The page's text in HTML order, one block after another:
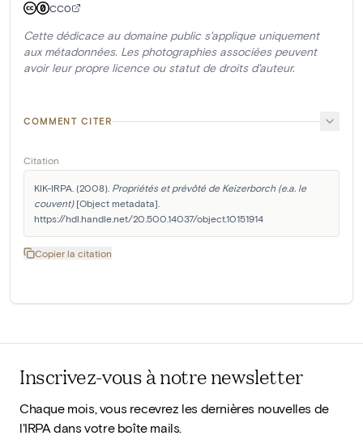
CC0
Cette dédicace au domaine public s'applique uniquement
aux métadonnées. Les photographies associées peuvent
avoir leur propre licence ou statut de droits d'auteur.
COMMENT CITER
Citation
KIK-IRPA. (2008). Propriétés et prévôté de Keizerborch (e.a. le
couvent) [Object metadata].
https://hdl.handle.net/20.500.14037/object.10151914
Copier la citation
Inscrivez-vous à notre newsletter
Chaque mois, vous recevrez les dernières nouvelles de
l'IRPA dans votre boîte mails.